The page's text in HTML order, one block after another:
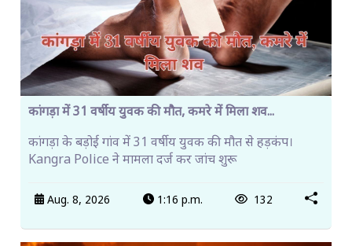
कांगड़ा में 31 वर्षीय युवक की मौत, कमरे में मिला शव...
कांगड़ा के बड़ोई गांव में 31 वर्षीय युवक की मौत से हड़कंप।
Kangra Police ने मामला दर्ज कर जांच शुरू
Aug. 8, 2026 1:16 p.m. 132